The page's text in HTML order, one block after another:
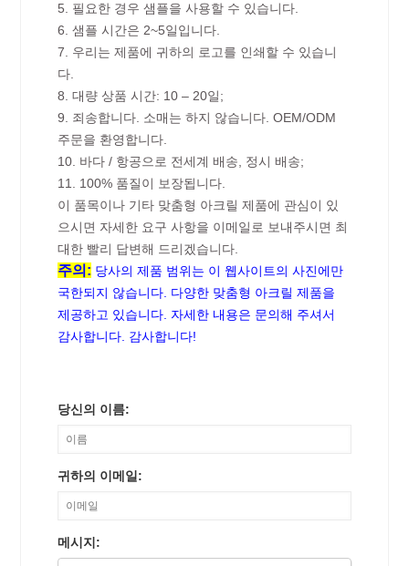
5. 필요한 경우 샘플을 사용할 수 있습니다.
6. 샘플 시간은 2~5일입니다.
7. 우리는 제품에 귀하의 로고를 인쇄할 수 있습니
다.
8. 대량 상품 시간: 10 – 20일;
9. 죄송합니다. 소매는 하지 않습니다. OEM/ODM
주문을 환영합니다.
10. 바다 / 항공으로 전세계 배송, 정시 배송;
11. 100% 품질이 보장됩니다.
이 품목이나 기타 맞춤형 아크릴 제품에 관심이 있
으시면 자세한 요구 사항을 이메일로 보내주시면 최
대한 빨리 답변해 드리겠습니다.
주의: 당사의 제품 범위는 이 웹사이트의 사진에만
국한되지 않습니다. 다양한 맞춤형 아크릴 제품을
제공하고 있습니다. 자세한 내용은 문의해 주셔서
감사합니다. 감사합니다!
당신의 이름:
귀하의 이메일:
메시지: